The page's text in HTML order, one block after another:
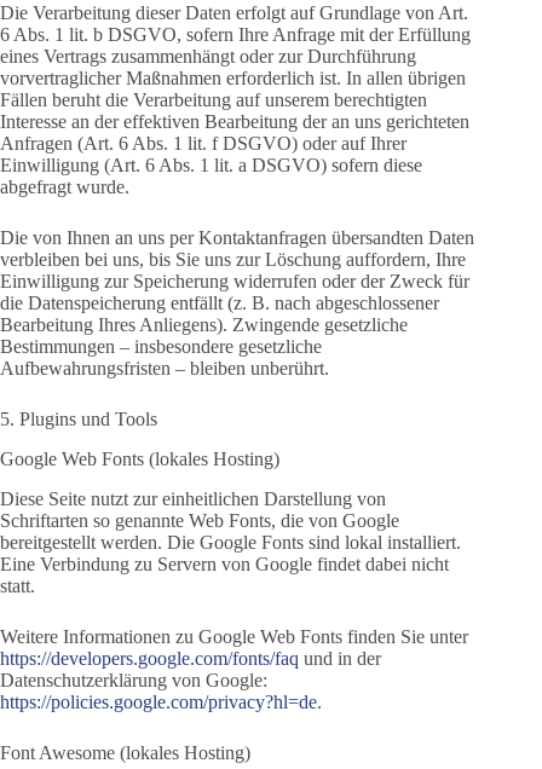
Die Verarbeitung dieser Daten erfolgt auf Grundlage von Art.
6 Abs. 1 lit. b DSGVO, sofern Ihre Anfrage mit der Erfüllung
eines Vertrags zusammenhängt oder zur Durchführung
vorvertraglicher Maßnahmen erforderlich ist. In allen übrigen
Fällen beruht die Verarbeitung auf unserem berechtigten
Interesse an der effektiven Bearbeitung der an uns gerichteten
Anfragen (Art. 6 Abs. 1 lit. f DSGVO) oder auf Ihrer
Einwilligung (Art. 6 Abs. 1 lit. a DSGVO) sofern diese
abgefragt wurde.
Die von Ihnen an uns per Kontaktanfragen übersandten Daten
verbleiben bei uns, bis Sie uns zur Löschung auffordern, Ihre
Einwilligung zur Speicherung widerrufen oder der Zweck für
die Datenspeicherung entfällt (z. B. nach abgeschlossener
Bearbeitung Ihres Anliegens). Zwingende gesetzliche
Bestimmungen – insbesondere gesetzliche
Aufbewahrungsfristen – bleiben unberührt.
5. Plugins und Tools
Google Web Fonts (lokales Hosting)
Diese Seite nutzt zur einheitlichen Darstellung von
Schriftarten so genannte Web Fonts, die von Google
bereitgestellt werden. Die Google Fonts sind lokal installiert.
Eine Verbindung zu Servern von Google findet dabei nicht
statt.
Weitere Informationen zu Google Web Fonts finden Sie unter
https://developers.google.com/fonts/faq und in der
Datenschutzerklärung von Google:
https://policies.google.com/privacy?hl=de.
Font Awesome (lokales Hosting)